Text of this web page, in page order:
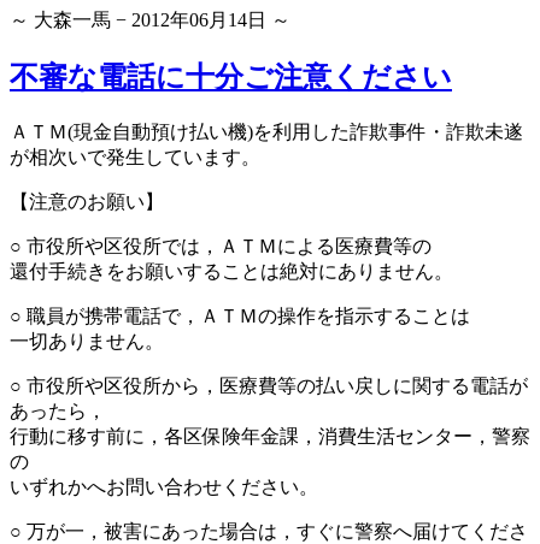
～ 大森一馬 − 2012年06月14日 ～
不審な電話に十分ご注意ください
ＡＴＭ(現金自動預け払い機)を利用した詐欺事件・詐欺未遂
が相次いで発生しています。
【注意のお願い】
○ 市役所や区役所では，ＡＴＭによる医療費等の
還付手続きをお願いすることは絶対にありません。
○ 職員が携帯電話で，ＡＴＭの操作を指示することは
一切ありません。
○ 市役所や区役所から，医療費等の払い戻しに関する電話が
あったら，
行動に移す前に，各区保険年金課，消費生活センター，警察
の
いずれかへお問い合わせください。
○ 万が一，被害にあった場合は，すぐに警察へ届けてくださ